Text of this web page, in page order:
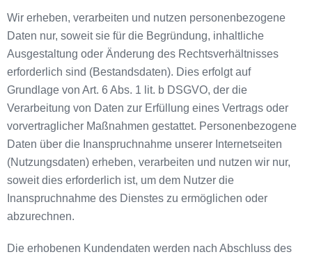
Wir erheben, verarbeiten und nutzen personenbezogene
Daten nur, soweit sie für die Begründung, inhaltliche
Ausgestaltung oder Änderung des Rechtsverhältnisses
erforderlich sind (Bestandsdaten). Dies erfolgt auf
Grundlage von Art. 6 Abs. 1 lit. b DSGVO, der die
Verarbeitung von Daten zur Erfüllung eines Vertrags oder
vorvertraglicher Maßnahmen gestattet. Personenbezogene
Daten über die Inanspruchnahme unserer Internetseiten
(Nutzungsdaten) erheben, verarbeiten und nutzen wir nur,
soweit dies erforderlich ist, um dem Nutzer die
Inanspruchnahme des Dienstes zu ermöglichen oder
abzurechnen.
Die erhobenen Kundendaten werden nach Abschluss des